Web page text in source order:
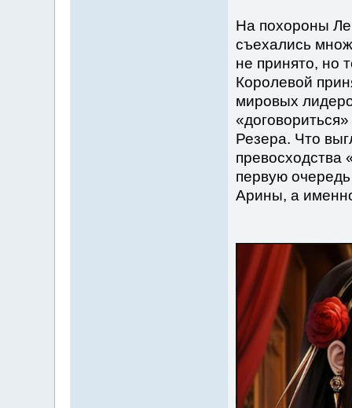
На похороны
съехались
не принято, но
Королевой
мировых
Резера. Что
превосходства
первую
Арины, а